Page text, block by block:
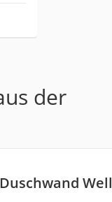
der
Well